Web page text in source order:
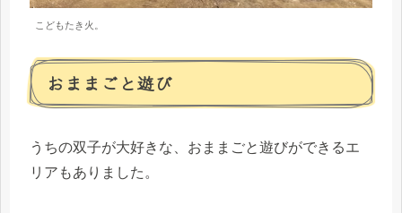
こどもたき火。
おままごと遊び
うちの双子が大好きな、おままごと遊びができるエ
リアもありました。